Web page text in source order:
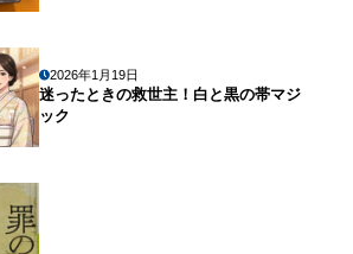
2026年1月19日
迷ったときの救世主！白と黒の帯マジ
ック